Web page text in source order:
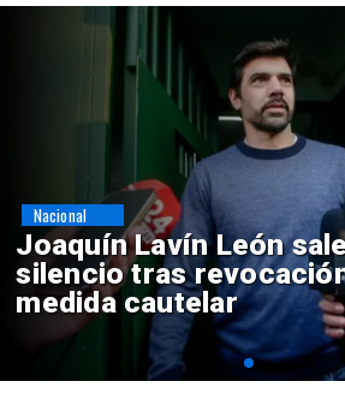
Chile y Venezuela
reinicio de relaciones
consulares
Nacional